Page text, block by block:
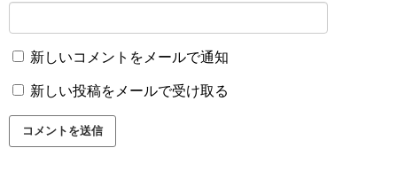
新しいコメントをメールで通知
新しい投稿をメールで受け取る